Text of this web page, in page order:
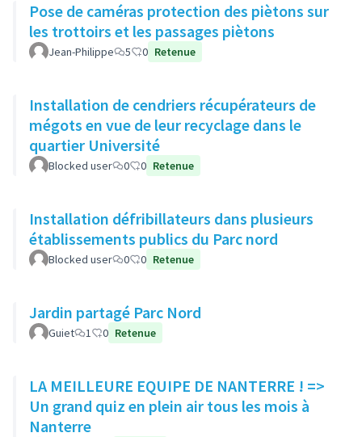
Pose de caméras protection des piètons sur
les trottoirs et les passages piètons
Jean-Philippe 5 0 Retenue
Installation de cendriers récupérateurs de
mégots en vue de leur recyclage dans le
quartier Université
Blocked user 0 0 Retenue
Installation défribillateurs dans plusieurs
établissements publics du Parc nord
Blocked user 0 0 Retenue
Jardin partagé Parc Nord
Guiet 1 0 Retenue
LA MEILLEURE EQUIPE DE NANTERRE ! =>
Un grand quiz en plein air tous les mois à
Nanterre